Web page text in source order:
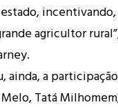
agricultor
ainda, a
Tatá